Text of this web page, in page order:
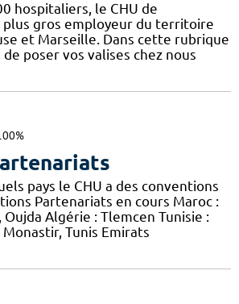
hospitaliers, le CHU de
gros employeur du territoire
et Marseille. Dans cette rubrique
poser vos valises chez nous
pays le CHU a des conventions
Partenariats en cours Maroc :
Oujda Algérie : Tlemcen Tunisie :
Tunis Emirats